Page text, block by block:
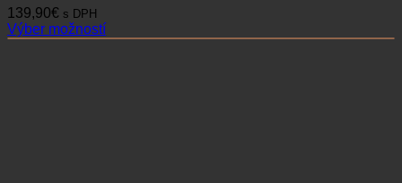
139,90€ s DPH
Výber možností
Tento